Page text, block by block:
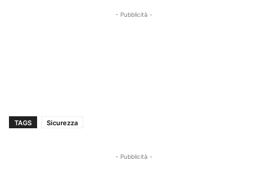
- Pubblicità -
TAGS Sicurezza
- Pubblicità -